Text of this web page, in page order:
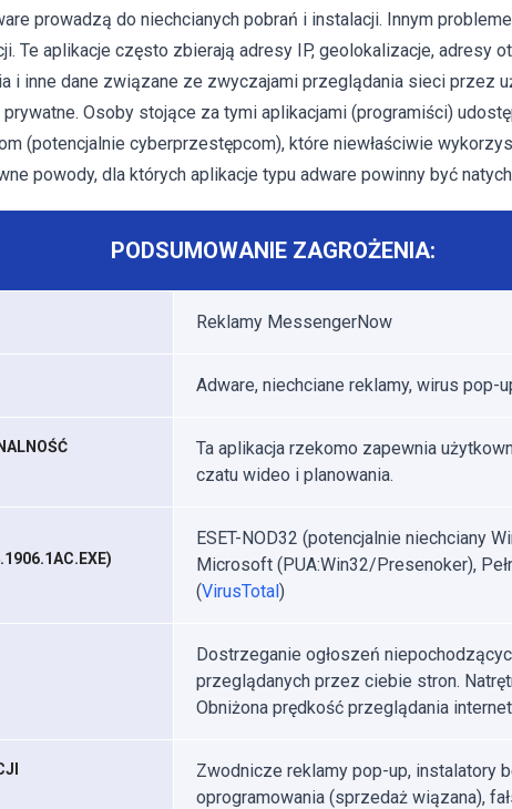
prowadzą do niechcianych pobrań i instalacji. Innym
Te aplikacje często zbierają adresy IP, geolokalizacje, adresy
i inne dane związane ze zwyczajami przeglądania sieci przez
Osoby stojące za tymi aplikacjami (programiści)
(potencjalnie cyberprzestępcom), które niewłaściwie
powody, dla których aplikacje typu adware powinny być
PODSUMOWANIE ZAGROŻENIA:
Reklamy MessengerNow
Adware, niechciane reklamy, wirus pop-
Ta aplikacja rzekomo zapewnia
czatu wideo i planowania.
ESET-NOD32 (potencjalnie niechciany
Microsoft (PUA:Win32/Presenoker),
(VirusTotal)
Dostrzeganie ogłoszeń
przeglądanych przez ciebie stron.
Obniżona prędkość przeglądania
Zwodnicze reklamy pop-up, instalatory
oprogramowania (sprzedaż wiązana),